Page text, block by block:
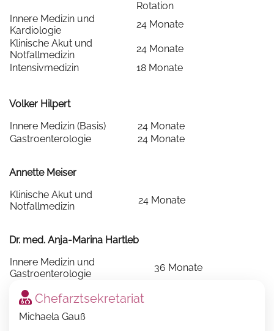
Rotation
Innere Medizin und
Kardiologie
24 Monate
Klinische Akut und
Notfallmedizin
24 Monate
Intensivmedizin
18 Monate
Volker Hilpert
Innere Medizin (Basis)
24 Monate
Gastroenterologie
24 Monate
Annette Meiser
Klinische Akut und
Notfallmedizin
24 Monate
Dr. med. Anja-Marina Hartleb
Innere Medizin und
Gastroenterologie
36 Monate
Chefarztsekretariat
Michaela Gauß